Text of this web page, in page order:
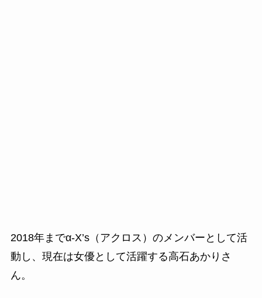
2018年までα‐X’s（アクロス）のメンバーとして活
動し、現在は女優として活躍する高石あかりさ
ん。